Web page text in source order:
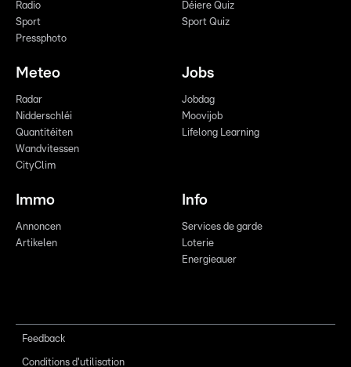
Radio
Sport
Pressphoto
Déiere Quiz
Sport Quiz
Meteo
Radar
Nidderschléi
Quantitéiten
Wandvitessen
CityClim
Jobs
Jobdag
Moovijob
Lifelong Learning
Immo
Annoncen
Artikelen
Info
Services de garde
Loterie
Energieauer
Feedback
Conditions d'utilisation